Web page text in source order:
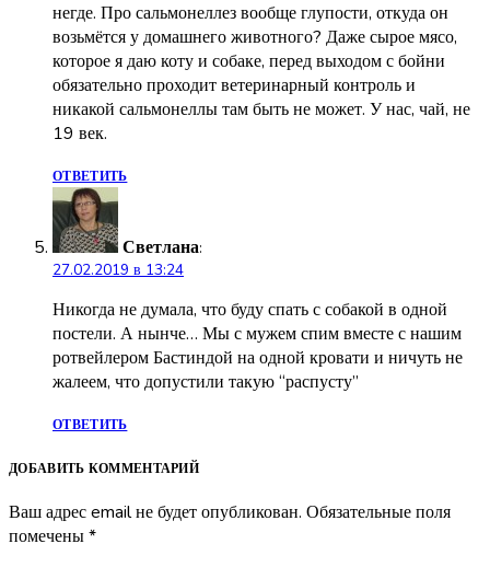
негде. Про сальмонеллез вообще глупости, откуда он
возьмётся у домашнего животного? Даже сырое мясо,
которое я даю коту и собаке, перед выходом с бойни
обязательно проходит ветеринарный контроль и
никакой сальмонеллы там быть не может. У нас, чай, не
19 век.
ОТВЕТИТЬ
Светлана:
27.02.2019 в 13:24
Никогда не думала, что буду спать с собакой в одной
постели. А нынче… Мы с мужем спим вместе с нашим
ротвейлером Бастиндой на одной кровати и ничуть не
жалеем, что допустили такую “распусту”
ОТВЕТИТЬ
ДОБАВИТЬ КОММЕНТАРИЙ
Ваш адрес email не будет опубликован. Обязательные поля
помечены*